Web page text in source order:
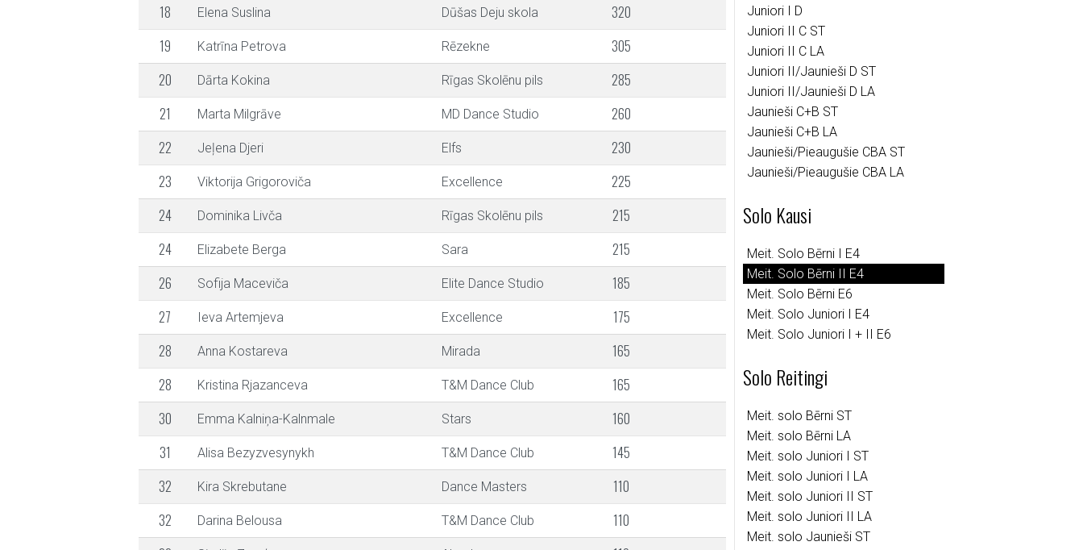
18
Elena Suslina Dūšas Deju skola
320
19
Katrīna Petrova Rēzekne
305
20
Dārta Kokina Rīgas Skolēnu pils
285
21
Marta Milgrāve MD Dance Studio
260
22
Jeļena Djeri Elfs
230
23
Viktorija Grigoroviča Excellence
225
24
Dominika Livča Rīgas Skolēnu pils
215
24
Elizabete Berga Sara
215
26
Sofija Maceviča Elite Dance Studio
185
27
Ieva Artemjeva Excellence
175
28
Anna Kostareva Mirada
165
28
Kristina Rjazanceva T&M Dance Club
165
30
Emma Kalniņa-Kalnmale Stars
160
31
Alisa Bezyzvesynykh T&M Dance Club
145
32
Kira Skrebutane Dance Masters
110
32
Darina Belousa T&M Dance Club
110
Juniori I D
Juniori II C ST
Juniori II C LA
Juniori II/Jaunieši D ST
Juniori II/Jaunieši D LA
Jaunieši C+B ST
Jaunieši C+B LA
Jaunieši/Pieaugušie CBA ST
Jaunieši/Pieaugušie CBA LA
Solo Kausi
Meit. Solo Bērni I E4
Meit. Solo Bērni II E4
Meit. Solo Bērni E6
Meit. Solo Juniori I E4
Meit. Solo Juniori I + II E6
Solo Reitingi
Meit. solo Bērni ST
Meit. solo Bērni LA
Meit. solo Juniori I ST
Meit. solo Juniori I LA
Meit. solo Juniori II ST
Meit. solo Juniori II LA
Meit. solo Jaunieši ST